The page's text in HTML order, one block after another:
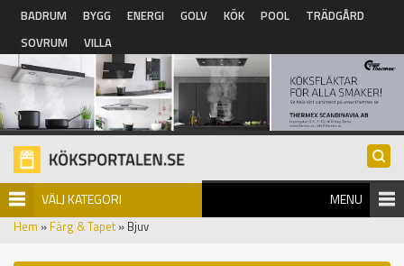
Hoppa till huvudinnehåll
BADRUM BYGG ENERGI GOLV KÖK POOL
TRÄDGÅRD
SOVRUM
VILLA
VÄLJ KATEGORI MENU
Hem » Färg & Tapet» Bjuv